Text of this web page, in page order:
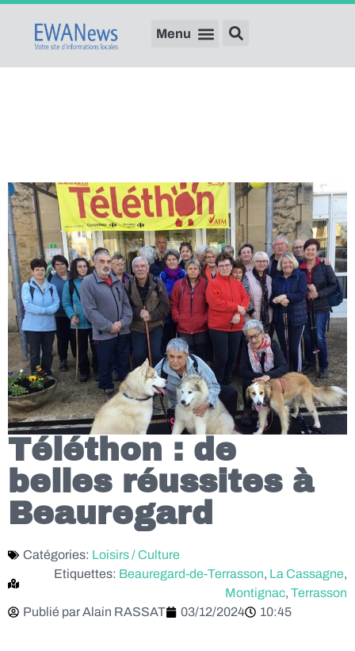
Téléthon : de
belles réussites à
Beauregard
Catégories: Loisirs / Culture
Etiquettes: Beauregard-de-Terrasson, La Cassagne,
Montignac, Terrasson
Publié parAlain RASSAT 03/12/2024 10:45